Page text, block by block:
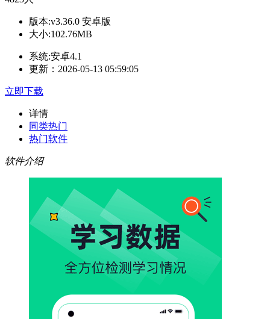
版本:v3.36.0 安卓版
大小:102.76MB
系统:安卓4.1
更新：2026-05-13 05:59:05
立即下载
详情
同类热门
热门软件
软件介绍